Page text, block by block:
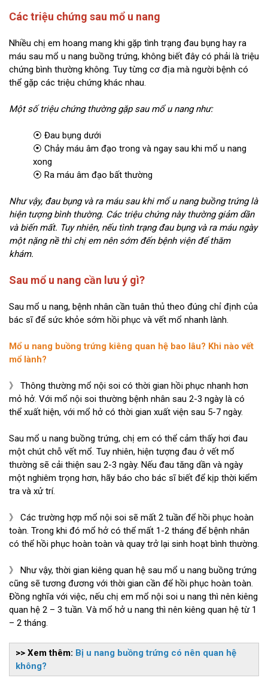
Các triệu chứng sau mổ u nang
Nhiều chị em hoang mang khi gặp tình trạng đau bụng hay ra
máu sau mổ u nang buồng trứng, không biết đây có phải là triệu
chứng bình thường không. Tuy từng cơ địa mà người bệnh có
thể gặp các triệu chứng khác nhau.
Một số triệu chứng thường gặp sau mổ u nang như:
⦿ Đau bụng dưới
⦿ Chảy máu âm đạo trong và ngay sau khi mổ u nang
xong
⦿ Ra máu âm đạo bất thường
Như vậy, đau bụng và ra máu sau khi mổ u nang buồng trứng là
hiện tượng bình thường. Các triệu chứng này thường giảm dần
và biến mất. Tuy nhiên, nếu tình trạng đau bụng và ra máu ngày
một nặng nề thì chị em nên sớm đến bệnh viện để thăm
khám.
Sau mổ u nang cần lưu ý gì?
Sau mổ u nang, bệnh nhân cần tuân thủ theo đúng chỉ định của
bác sĩ để sức khỏe sớm hồi phục và vết mổ nhanh lành.
Mổ u nang buồng trứng kiêng quan hệ bao lâu? Khi nào vết
mổ lành?
》 Thông thường mổ nội soi có thời gian hồi phục nhanh hơn
mỏ hở. Với mổ nội soi thường bệnh nhân sau 2-3 ngày là có
thể xuất hiện, với mổ hở có thời gian xuất viện sau 5-7 ngày.
Sau mổ u nang buồng trứng, chị em có thể cảm thấy hơi đau
một chút chỗ vết mổ. Tuy nhiên, hiện tượng đau ở vết mổ
thường sẽ cải thiện sau 2-3 ngày. Nếu đau tăng dần và ngày
một nghiêm trọng hơn, hãy báo cho bác sĩ biết để kịp thời kiểm
tra và xử trí.
》 Các trường hợp mổ nội soi sẽ mất 2 tuần để hồi phục hoàn
toàn. Trong khi đó mổ hở có thể mất 1-2 tháng để bệnh nhân
có thể hồi phục hoàn toàn và quay trở lại sinh hoạt bình thường.
》 Như vậy, thời gian kiêng quan hệ sau mổ u nang buồng trứng
cũng sẽ tương đương với thời gian cần để hồi phục hoàn toàn.
Đồng nghĩa với việc, nếu chị em mổ nội soi u nang thì nên kiêng
quan hệ 2 – 3 tuần. Và mổ hở u nang thì nên kiêng quan hệ từ 1
– 2 tháng.
>> Xem thêm: Bị u nang buồng trứng có nên quan hệ
không?